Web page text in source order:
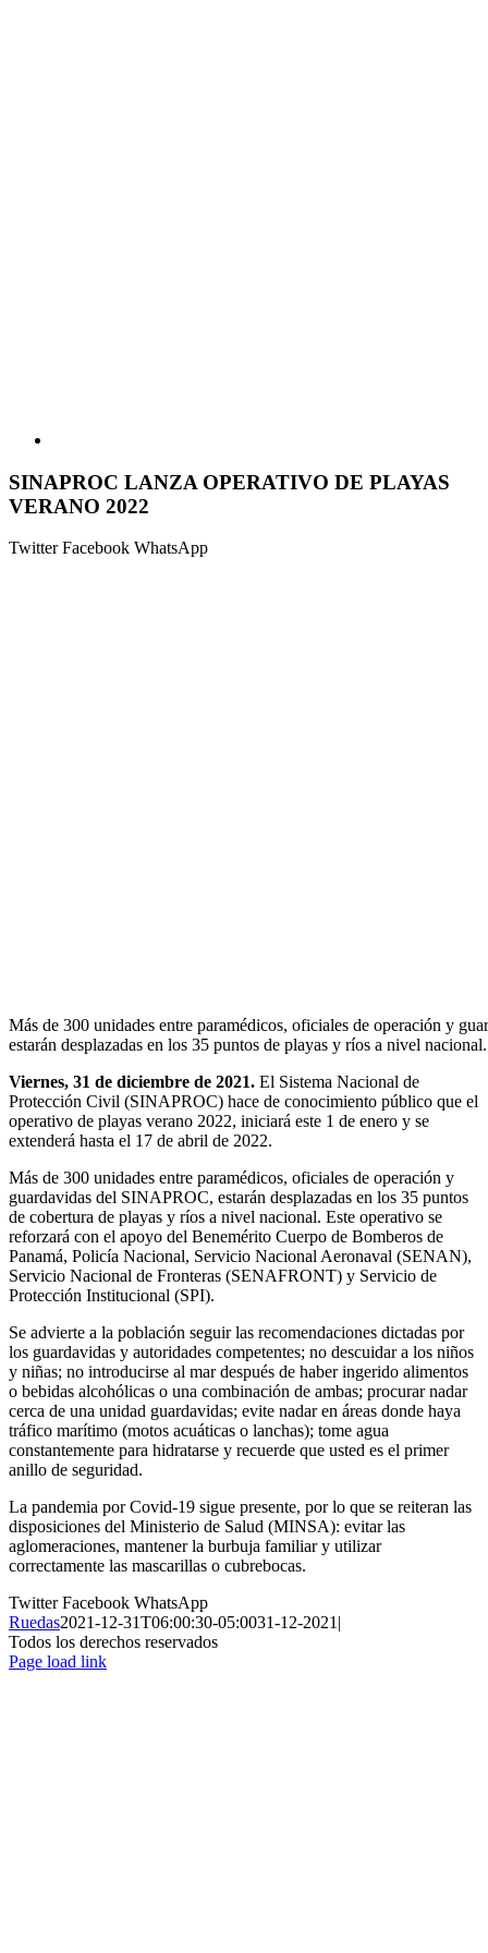
SINAPROC LANZA OPERATIVO DE PLAYAS
VERANO 2022
TwitterFacebook WhatsApp
Más de 300 unidades entre paramédicos, oficiales de operación y
estarán desplazadas en los 35 puntos de playas y ríos a nivel
Viernes, 31 de diciembre de 2021. El Sistema Nacional de
Protección Civil (SINAPROC) hace de conocimiento público que el
operativo de playas verano 2022, iniciará este 1 de enero y se
extenderá hasta el 17 de abril de 2022.
Más de 300 unidades entre paramédicos, oficiales de operación y
guardavidas del SINAPROC, estarán desplazadas en los 35 puntos
de cobertura de playas y ríos a nivel nacional. Este operativo se
reforzará con el apoyo del Benemérito Cuerpo de Bomberos de
Panamá, Policía Nacional, Servicio Nacional Aeronaval (SENAN),
Servicio Nacional de Fronteras (SENAFRONT) y Servicio de
Protección Institucional (SPI).
Se advierte a la población seguir las recomendaciones dictadas por
los guardavidas y autoridades competentes; no descuidar a los niños
y niñas; no introducirse al mar después de haber ingerido alimentos
o bebidas alcohólicas o una combinación de ambas; procurar nadar
cerca de una unidad guardavidas; evite nadar en áreas donde haya
tráfico marítimo (motos acuáticas o lanchas); tome agua
constantemente para hidratarse y recuerde que usted es el primer
anillo de seguridad.
La pandemia por Covid-19 sigue presente, por lo que se reiteran las
disposiciones del Ministerio de Salud (MINSA): evitar las
aglomeraciones, mantener la burbuja familiar y utilizar
correctamente las mascarillas o cubrebocas.
TwitterFacebook WhatsApp
Ruedas2021-12-31T06:00:30-05:0031-12-2021|
Todos los derechos reservados
Page load link